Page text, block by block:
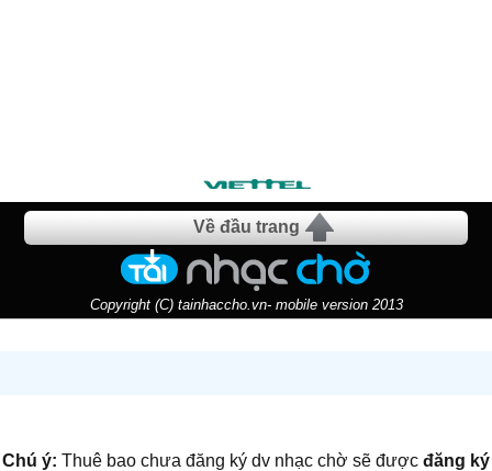
Về đầu trang
Copyright (C) tainhaccho.vn- mobile version 2013
Chú ý: Thuê bao chưa đăng ký dv nhạc chờ sẽ được đăng ký